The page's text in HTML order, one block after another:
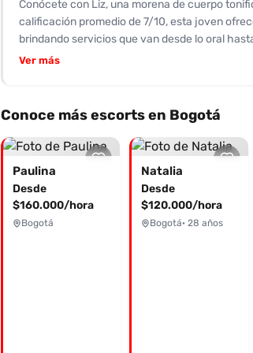
Conócete con Liz, una morena de cuerpo
calificación promedio de 7/10, esta joven
brindando servicios que van desde lo oral
habilidad para moverse y su naturaleza
delgado y bien proporcionado,
te pierdas la oportunidad de vivir una
satisfacer tus deseos. ¡Contacta a Liz hoy y
por más!
Ver más
Conoce más escorts en Bogotá
Paulina
Desde
$160.000/hora
Bogotá
Natalia
Desde
$120.000/hora
Bogotá· 28 años